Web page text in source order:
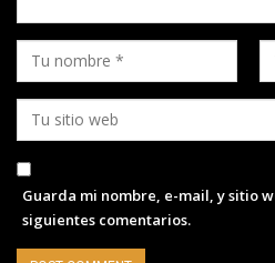
Guarda mi nombre, e-mail, y sitio
siguientes comentarios.